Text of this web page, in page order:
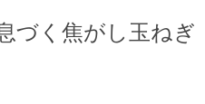
づく焦がし玉ねぎ